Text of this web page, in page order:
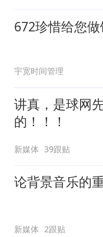
672珍惜给您做
宇宽时间管理
讲真，是球网
的！！！
新媒体 39跟贴
论背景音乐的
新媒体 2跟贴